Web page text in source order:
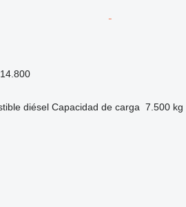
diésel Capacidad de carga 7.500 kg